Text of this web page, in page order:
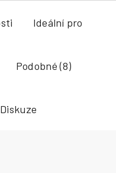
Ideální pro
Podobné (8)
Diskuze